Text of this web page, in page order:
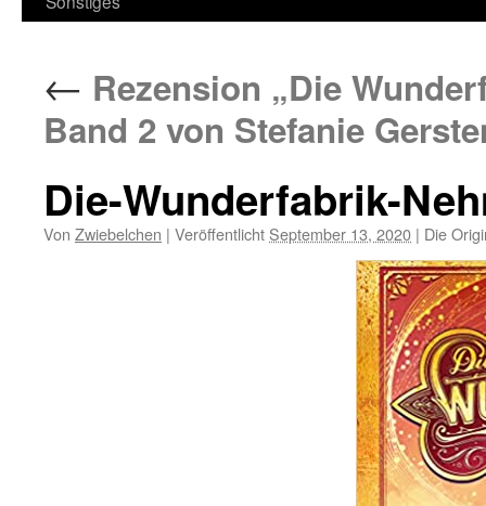
← Rezension „Die
Band 2 von Stefanie
Die-Wunderfabrik-
Von Zwiebelchen | Veröffentlicht September 13, 2020 | Die